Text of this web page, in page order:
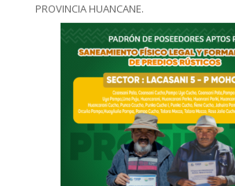
PROVINCIA HUANCANE.